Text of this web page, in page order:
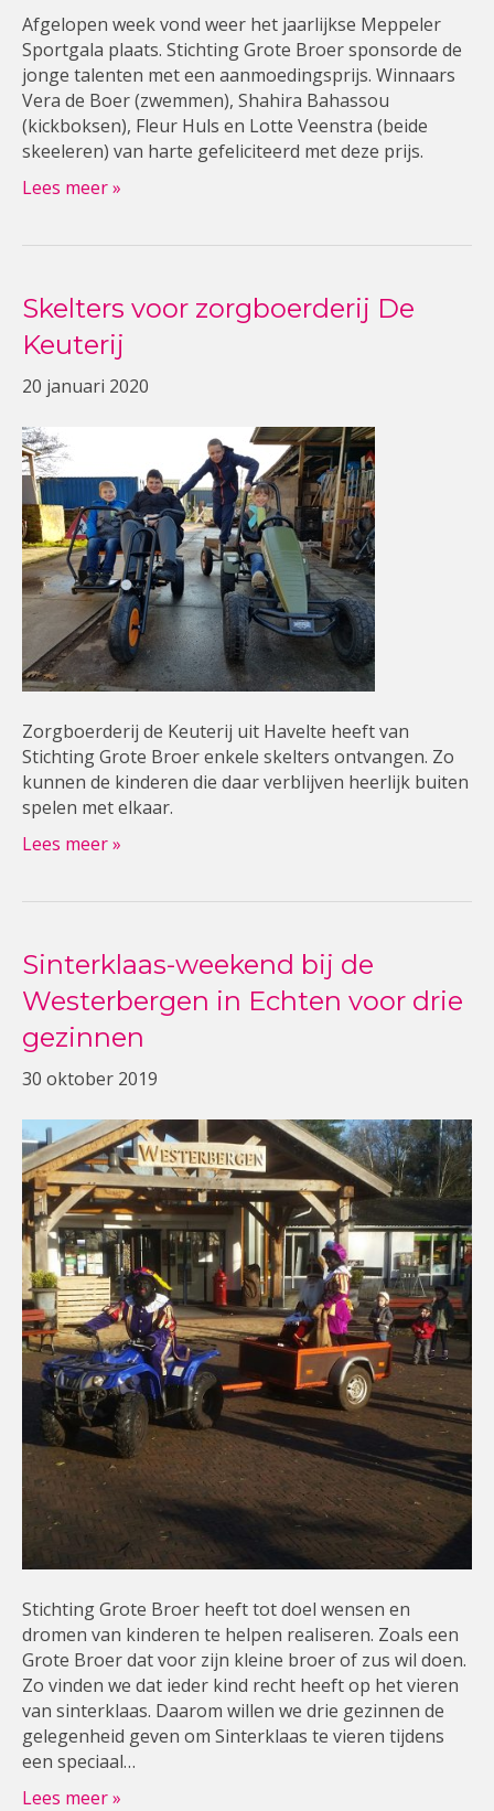
Afgelopen week vond weer het jaarlijkse Meppeler
Sportgala plaats. Stichting Grote Broer sponsorde de
jonge talenten met een aanmoedingsprijs. Winnaars
Vera de Boer (zwemmen), Shahira Bahassou
(kickboksen), Fleur Huls en Lotte Veenstra (beide
skeeleren) van harte gefeliciteerd met deze prijs.
Lees meer »
Skelters voor zorgboerderij De
Keuterij
20 januari 2020
Zorgboerderij de Keuterij uit Havelte heeft van
Stichting Grote Broer enkele skelters ontvangen. Zo
kunnen de kinderen die daar verblijven heerlijk buiten
spelen met elkaar.
Lees meer »
Sinterklaas-weekend bij de
Westerbergen in Echten voor drie
gezinnen
30 oktober 2019
Stichting Grote Broer heeft tot doel wensen en
dromen van kinderen te helpen realiseren. Zoals een
Grote Broer dat voor zijn kleine broer of zus wil doen.
Zo vinden we dat ieder kind recht heeft op het vieren
van sinterklaas. Daarom willen we drie gezinnen de
gelegenheid geven om Sinterklaas te vieren tijdens
een speciaal…
Lees meer »